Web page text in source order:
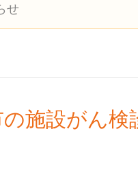
せ
施設がん検